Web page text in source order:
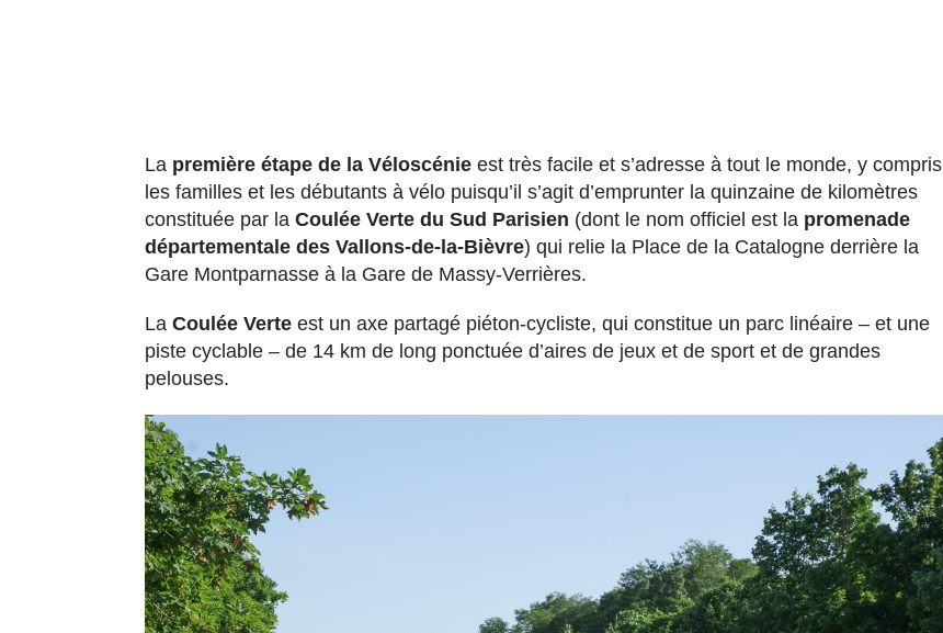
La première étape de la Véloscénie est très facile et s’adresse à tout le monde, y compris
les familles et les débutants à vélo puisqu’il s’agit d’emprunter la quinzaine de kilomètres
constituée par la Coulée Verte du Sud Parisien (dont le nom officiel est la promenade
départementale des Vallons-de-la-Bièvre) qui relie la Place de la Catalogne derrière la
Gare Montparnasse à la Gare de Massy-Verrières.
La Coulée Verte est un axe partagé piéton-cycliste, qui constitue un parc linéaire – et une
piste cyclable – de 14 km de long ponctuée d’aires de jeux et de sport et de grandes
pelouses.